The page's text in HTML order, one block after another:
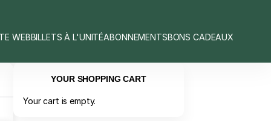
WEBBILLETS À L'UNITÉABONNEMENTSBONS CADEAUX
YOUR SHOPPING CART
Your cart is empty.